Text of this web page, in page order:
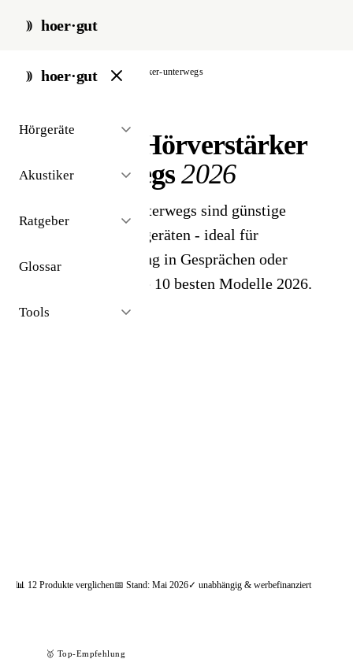
hoer·gut
hoer·gut
Hörgeräte
Akustiker
Ratgeber
Glossar
Tools
start / zubehör / hoerverstaerker-unterwegs
Die besten Hörverstärker
für unterwegs2026
Hörverstärker für unterwegs sind günstige
Alternativen zu Hörgeräten - ideal für
gelegentliche Nutzung in Gesprächen oder
Restaurants. Hier die 10 besten Modelle 2026.
📊 12 Produkte verglichen📅 Stand: Mai 2026✓ unabhängig & werbefinanziert
🥇 Top-Empfehlung